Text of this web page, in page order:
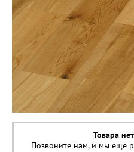
Товара
Позвоните нам, и мы еще